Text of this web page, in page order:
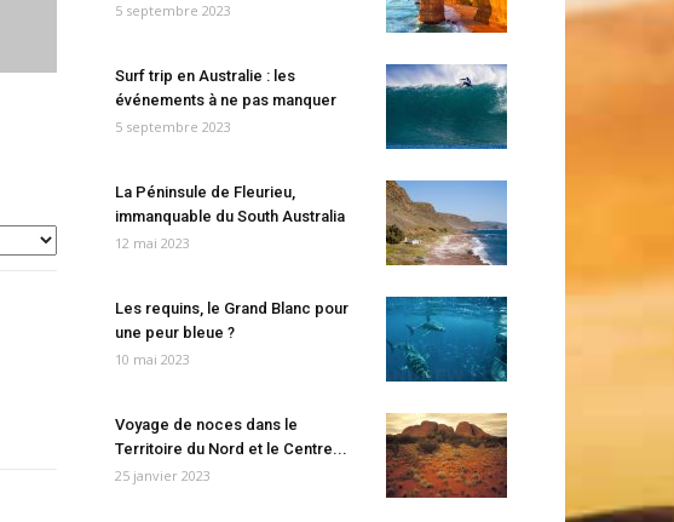
5 septembre 2023
Surf trip en Australie : les
événements à ne pas manquer
5 septembre 2023
La Péninsule de Fleurieu,
immanquable du South Australia
12 mai 2023
Les requins, le Grand Blanc pour
une peur bleue ?
10 mai 2023
Voyage de noces dans le
Territoire du Nord et le Centre...
25 janvier 2023